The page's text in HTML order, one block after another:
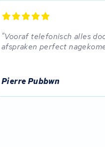
Vooraf telefonisch alles
afspraken perfect
Pierre Pubbwn